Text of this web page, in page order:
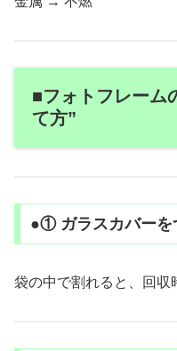
■フォトフレーム
て方”
●① ガラスカバーを
袋の中で割れると、回収